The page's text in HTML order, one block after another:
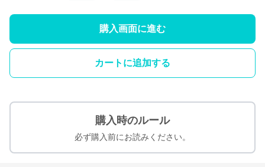
購入画面に進む
カートに追加する
購入時のルール
必ず購入前にお読みください。